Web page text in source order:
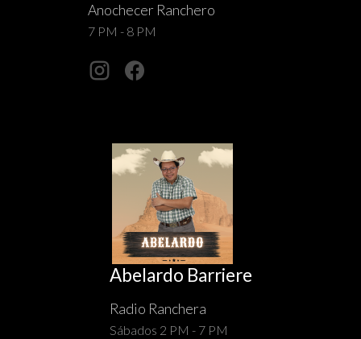
Anochecer Ranchero
7 PM - 8 PM
Abelardo Barriere
Radio Ranchera
Sábados 2 PM - 7 PM